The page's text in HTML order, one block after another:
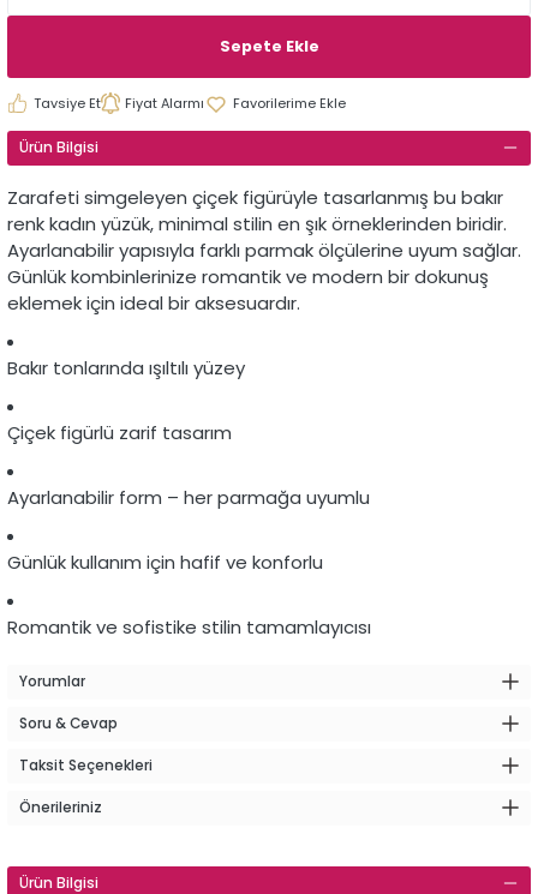
Sepete Ekle
Tavsiye Et Fiyat Alarmı
Ürün Bilgisi
Zarafeti simgeleyen çiçek figürüyle tasarlanmış bu bakır
renk kadın yüzük, minimal stilin en şık örneklerinden biridir.
Ayarlanabilir yapısıyla farklı parmak ölçülerine uyum sağlar.
Günlük kombinlerinize romantik ve modern bir dokunuş
eklemek için ideal bir aksesuardır.
Bakır tonlarında ışıltılı yüzey
Çiçek figürlü zarif tasarım
Ayarlanabilir form – her parmağa uyumlu
Günlük kullanım için hafif ve konforlu
Romantik ve sofistike stilin tamamlayıcısı
Yorumlar
Soru & Cevap
Taksit Seçenekleri
Önerileriniz
Ürün Bilgisi